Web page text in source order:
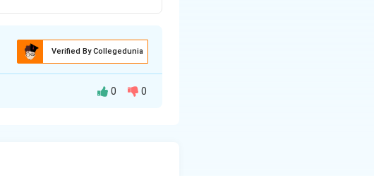
Verified By Collegedunia
0 0